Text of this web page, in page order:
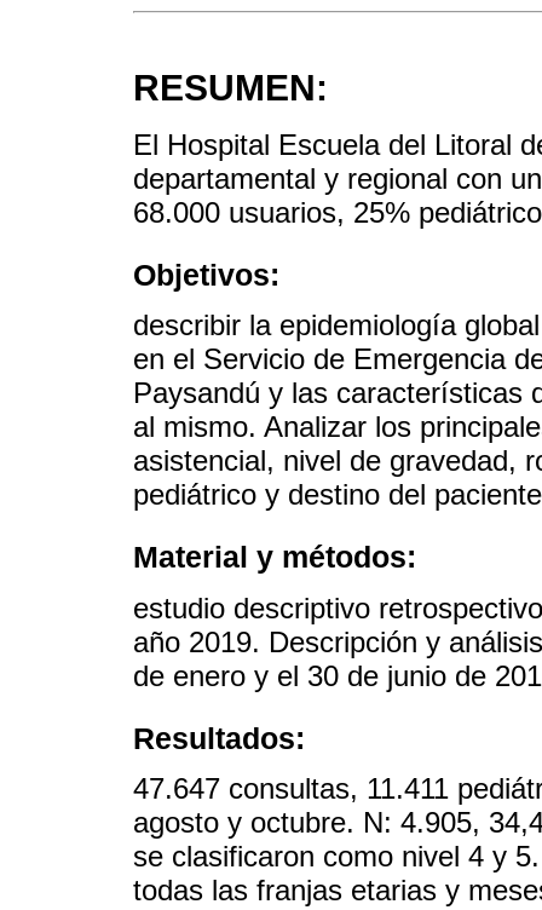
RESUMEN:
El Hospital Escuela del Litoral
departamental y regional con
68.000 usuarios, 25%
Objetivos:
describir la epidemiología
en el Servicio de Emergencia
Paysandú y las características
al mismo. Analizar los
asistencial, nivel de gravedad,
pediátrico y destino del
Material y métodos:
estudio descriptivo
año 2019. Descripción y
de enero y el 30 de junio de
Resultados:
47.647 consultas, 11.411
agosto y octubre. N: 4.905,
se clasificaron como nivel 4 y
todas las franjas etarias y